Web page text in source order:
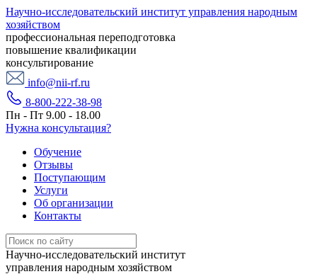
Научно-исследовательский институт управления народным
хозяйством
профессиональная переподготовка
повышение квалификации
консультирование
info@nii-rf.ru
8-800-222-38-98
Пн - Пт 9.00 - 18.00
Нужна консультация?
Обучение
Отзывы
Поступающим
Услуги
Об организации
Контакты
Научно-исследовательский институт
управления народным хозяйством